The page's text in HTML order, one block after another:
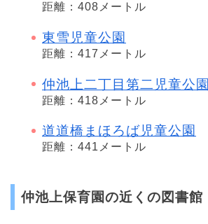
距離：408メートル
東雪児童公園
距離：417メートル
仲池上二丁目第二児童公園
距離：418メートル
道道橋まほろば児童公園
距離：441メートル
仲池上保育園の近くの図書館